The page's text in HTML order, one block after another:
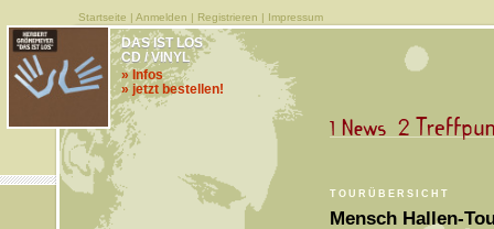
Startseite | Anmelden | Registrieren | Impressum
TOURÜBERSICHT
Mensch Hallen-
DAS IST LOS
CD / VINYL
» Infos
» jetzt bestellen!